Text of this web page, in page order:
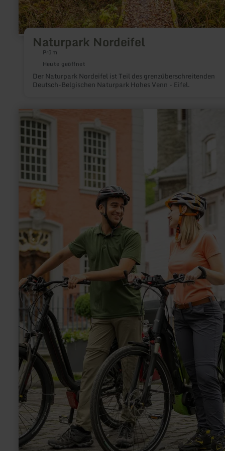
Naturpark Nordeifel
Prüm
Heute geöffnet
Der Naturpark Nordeifel ist Teil des grenzüberschreitenden
Deutsch-Belgischen Naturpark Hohes Venn - Eifel.
mehr
erfahren
zu:
Pedelec-
Verleih
Nationalpark-
Tor
Höfen